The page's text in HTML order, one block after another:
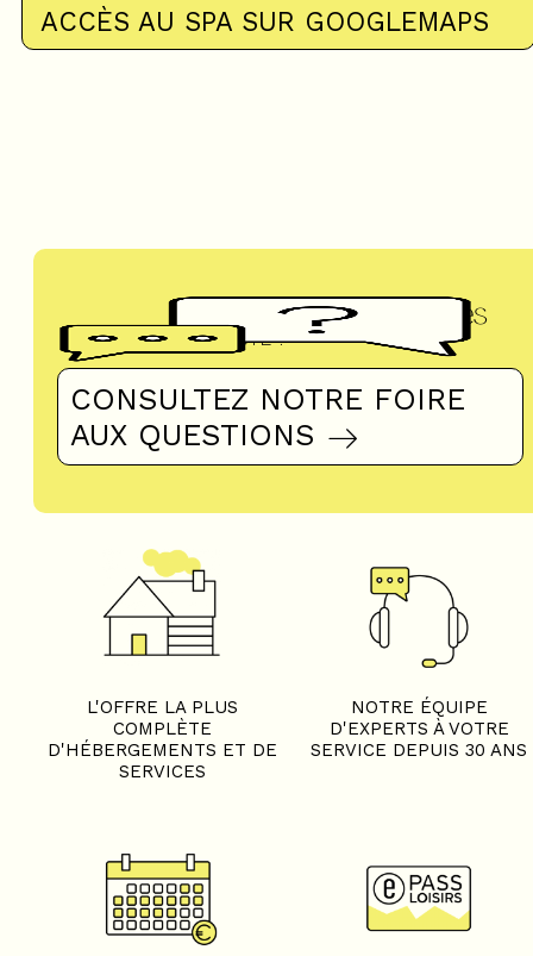
ACCÈS AU SPA SUR GOOGLEMAPS
Questions fréquentes
UN DOUTE ?
CONSULTEZ NOTRE FOIRE
AUX QUESTIONS
L'OFFRE LA PLUS
COMPLÈTE
D'HÉBERGEMENTS ET DE
SERVICES
NOTRE ÉQUIPE
D'EXPERTS À VOTRE
SERVICE DEPUIS 30 ANS